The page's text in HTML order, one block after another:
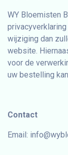
WY Bloemisten
wijziging dan
website.
voor de
uw bestelling
Contact
Email: